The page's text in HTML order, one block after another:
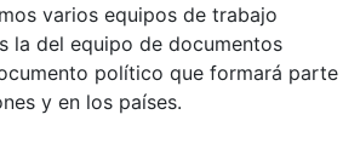
varios equipos de trabajo
la del equipo de documentos
político que formará parte
y en los países.